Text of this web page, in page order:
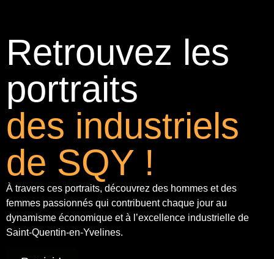
Retrouvez les
portraits
des industriels
de SQY !
À travers ces portraits, découvrez des hommes et des
femmes passionnés qui contribuent chaque jour au
dynamisme économique et à l’excellence industrielle de
Saint-Quentin-en-Yvelines.